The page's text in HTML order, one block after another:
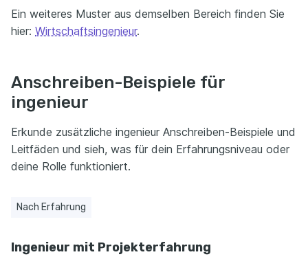
Ein weiteres Muster aus demselben Bereich finden Sie
hier: Wirtschaftsingenieur.
Anschreiben-Beispiele für
ingenieur
Erkunde zusätzliche ingenieur Anschreiben-Beispiele und
Leitfäden und sieh, was für dein Erfahrungsniveau oder
deine Rolle funktioniert.
Nach Erfahrung
Ingenieur mit Projekterfahrung